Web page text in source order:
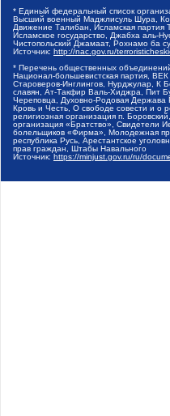
* Единый федеральный список
Высший военный Маджлисуль Шура,
Движение Талибан, Исламская
Исламское государство, Джабха аль-
Чистопольский Джамаат, Рохнамо ба
Источник: http://nac.gov.ru/
* Перечень общественных
Национал-большевистская партия,
Староверов-Инглингов, Нурджулар, К
славян, Ат-Такфир Валь-Хиджра, Пит
Череповца, Духовно-Родовая Держава
Кровь и Честь, О свободе совести и о
религиозная организация п.
организация «Братство», Свидетели
болельщиков «Фирма», Молодежная
республика Русь, Арестантское
прав граждан, Штабы Навального
Источник: https://minjust.gov.ru/ru/